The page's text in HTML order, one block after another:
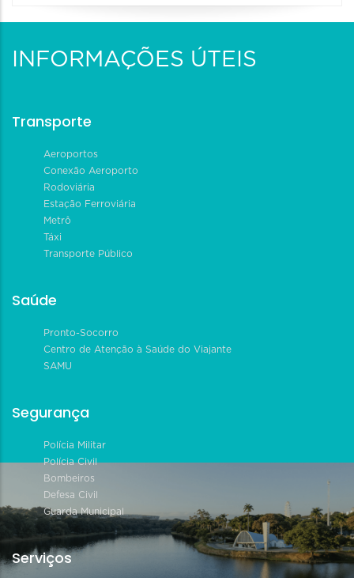
INFORMAÇÕES ÚTEIS
Transporte
Aeroportos
Conexão Aeroporto
Rodoviária
Estação Ferroviária
Metrô
Táxi
Transporte Público
Saúde
Pronto-Socorro
Centro de Atenção à Saúde do Viajante
SAMU
Segurança
Polícia Militar
Polícia Civil
Bombeiros
Defesa Civil
Guarda Municipal
Serviços